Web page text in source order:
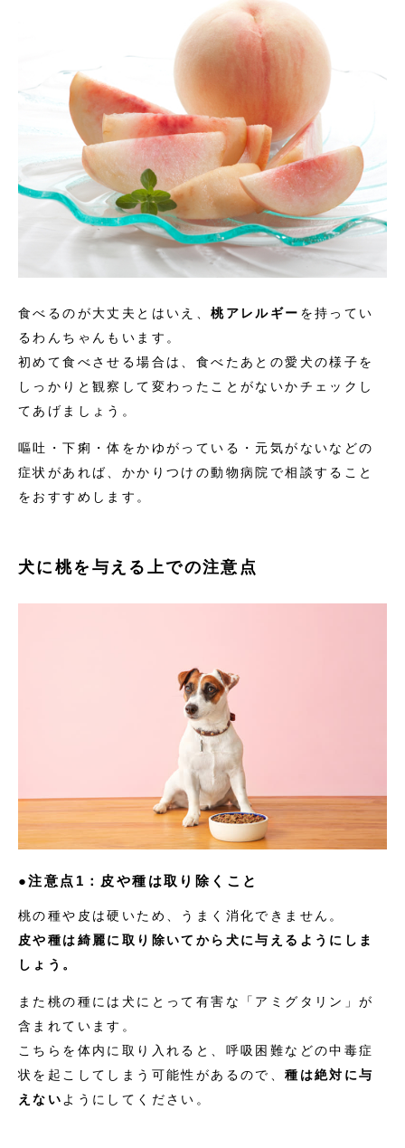
食べるのが大丈夫とはいえ、桃アレルギー を持ってい
るわんちゃんもいます。
初めて食べさせる場合は、食べたあとの愛犬の様子を
しっかりと観察して変わったことがないかチェックし
てあげましょう。
嘔吐・下痢・体をかゆがっている・元気がないなどの
症状があれば、かかりつけの動物病院で相談すること
をおすすめします。
犬に桃を与える上での注意点
●注意点1：皮や種は取り除くこと
桃の種や皮は硬いため、うまく消化できません。
皮や種は綺麗に取り除いてから犬に与えるようにしま
しょう。
また桃の種には犬にとって有害な「アミグタリン」が
含まれています。
こちらを体内に取り入れると、呼吸困難などの中毒症
状を起こしてしまう可能性があるので、種は絶対に与
えない ようにしてください。